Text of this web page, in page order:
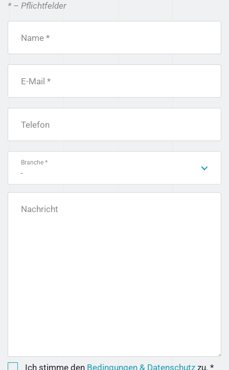
* – Pflichtfelder
Name *
E-Mail *
Telefon
Branche *
-
Nachricht
Ich stimme den Bedingungen & Datenschutz zu. *